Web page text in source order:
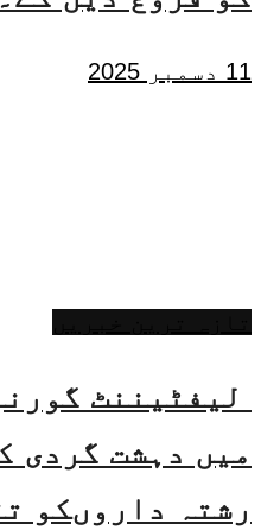
11 دسمبر 2025
لیفٹیننٹ
میں دہشت گردی
رشتہ داروںکو